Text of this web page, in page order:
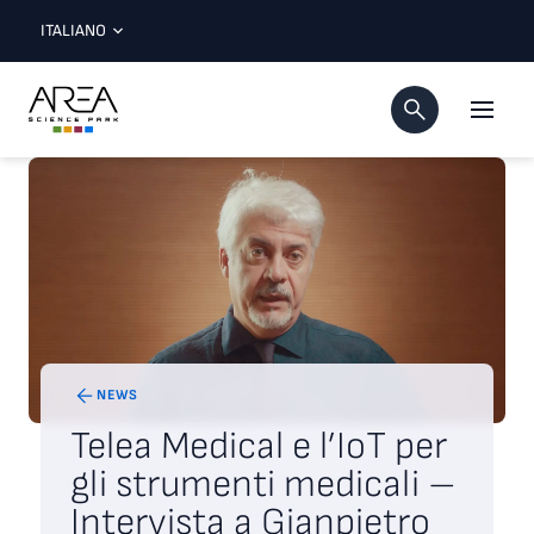
ITALIANO
NEWS
Telea Medical e l’IoT per
gli strumenti medicali –
Intervista a Gianpietro